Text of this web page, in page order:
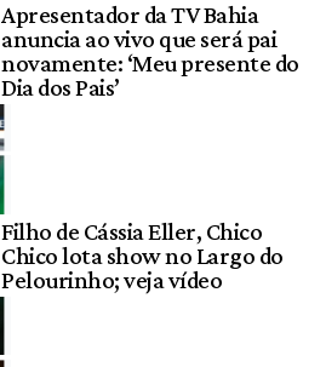
Apresentador da TV Bahia
anuncia ao vivo que será pai
novamente: ‘Meu presente do
Dia dos Pais’
Filho de Cássia Eller, Chico
Chico lota show no Largo do
Pelourinho; veja vídeo